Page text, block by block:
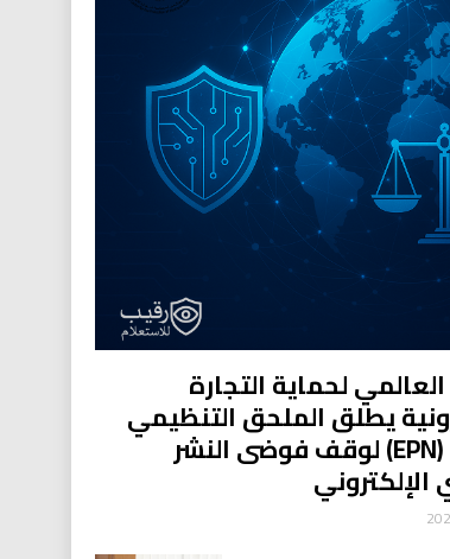
لحماية التجارة
يطلق الملحق التنظيمي
الدولي (EPN) لوقف فوضى النشر
الإلكتروني